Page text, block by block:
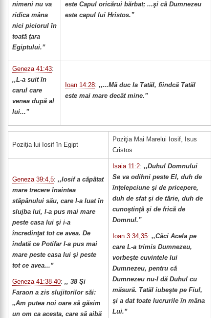
nimeni nu va
ridica mâna
nici piciorul în
toată ţara
Egiptului.”
este Capul oricărui bărbat; ...şi că Dumnezeu
este capul lui Hristos.”
Geneza 41:43:
,,L-a suit în
carul care
venea după al
lui...”
Ioan 14:28: ,,...Mă duc la Tatăl, fiindcă Tatăl
este mai mare decât mine.”
Poziţia lui Iosif în Egipt
Poziţia Mai Marelui Iosif, Isus
Cristos
Geneza 39:4,5: ,,Iosif a căpătat
mare trecere înaintea
stăpânului său, care l-a luat în
slujba lui, l-a pus mai mare
peste casa lui şi i-a
încredinţat tot ce avea. De
îndată ce Potifar l-a pus mai
mare peste casa lui şi peste
tot ce avea...”
Geneza 41:38-40: ,, 38 Şi
Faraon a zis slujitorilor săi:
„Am putea noi oare să găsim
un om ca acesta, care să aibă
Isaia 11:2: ,,Duhul Domnului
Se va odihni peste El, duh de
înţelepciune şi de pricepere,
duh de sfat şi de tărie, duh de
cunoştinţă şi de frică de
Domnul.”
Ioan 3:34,35: ,,Căci Acela pe
care L-a trimis Dumnezeu,
vorbeşte cuvintele lui
Dumnezeu, pentru că
Dumnezeu nu-I dă Duhul cu
măsură. Tatăl iubeşte pe Fiul,
şi a dat toate lucrurile în mâna
Lui.”